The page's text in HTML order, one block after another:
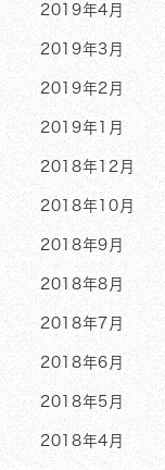
2019年4月
2019年3月
2019年2月
2019年1月
2018年12月
2018年10月
2018年9月
2018年8月
2018年7月
2018年6月
2018年5月
2018年4月